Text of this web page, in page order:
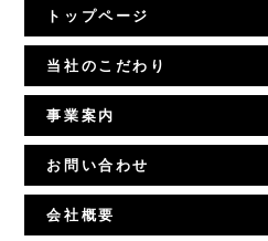
トップページ
当社のこだわり
事業案内
お問い合わせ
会社概要